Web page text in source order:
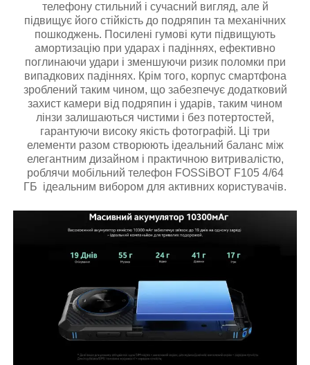
телефону стильний і сучасний вигляд, але й
підвищує його стійкість до подряпин та механічних
пошкоджень. Посилені гумові кути підвищують
амортизацію при ударах і падіннях, ефективно
поглинаючи удари і зменшуючи ризик поломки при
випадкових падіннях. Крім того, корпус смартфона
зроблений таким чином, що забезпечує додатковий
захист камери від подряпин і ударів, таким чином
лінзи залишаються чистими і без потертостей,
гарантуючи високу якість фотографій. Ці три
елементи разом створюють ідеальний баланс між
елегантним дизайном і практичною витривалістю,
роблячи мобільний телефон FOSSiBOT F105 4/64
ГБ ідеальним вибором для активних користувачів.